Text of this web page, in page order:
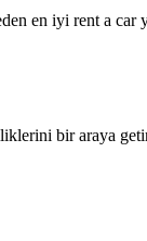
en iyi rent a car
bir araya